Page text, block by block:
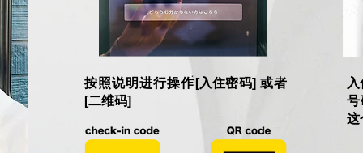
按照说明进行操作 [入住密码] 或者
[二维码]
号
这